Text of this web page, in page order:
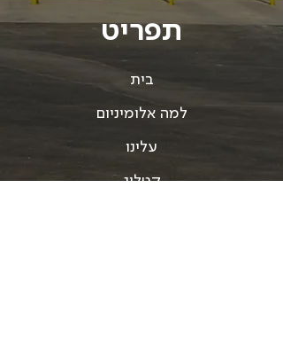
תפריט
בית
למה אלומיניום
עלינו
קטלוג